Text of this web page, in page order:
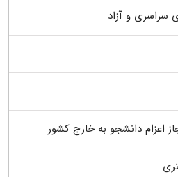
سراسری و آزاد
دانشجو به خارج کشور